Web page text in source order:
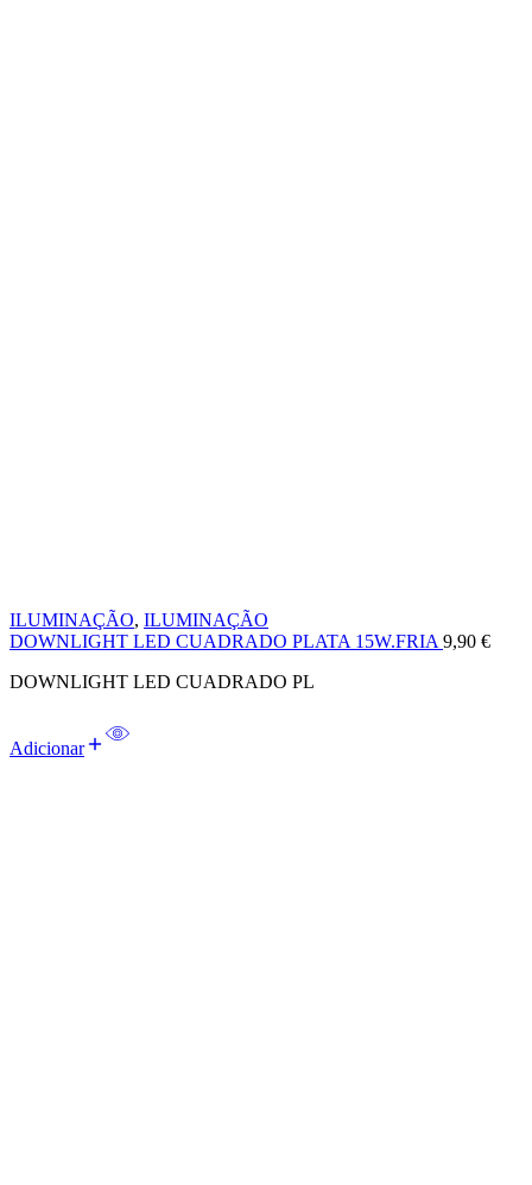
ILUMINAÇÃO, ILUMINAÇÃO
DOWNLIGHT LED CUADRADO PLATA 15W.FRIA 9,90 €
DOWNLIGHT LED CUADRADO PL
Adicionar